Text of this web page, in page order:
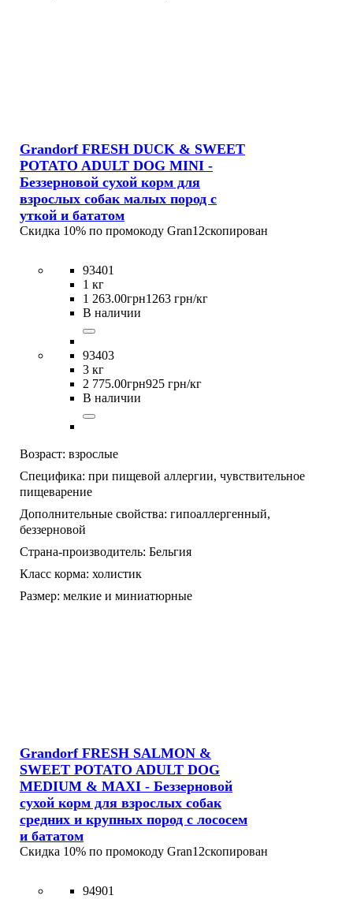
Grandorf FRESH DUCK & SWEET
POTATO ADULT DOG MINI -
Беззерновой сухой корм для
взрослых собак малых пород с
уткой и бататом
Скидка 10% по промокоду Gran12скопирован
93401
1 кг
1 263.00грн1263 грн/кг
В наличии
93403
3 кг
2 775.00грн925 грн/кг
В наличии
Возраст: взрослые
Специфика: при пищевой аллергии, чувствительное
пищеварение
Дополнительные свойства: гипоаллергенный,
беззерновой
Страна-производитель: Бельгия
Класс корма: холистик
Размер: мелкие и миниатюрные
Grandorf FRESH SALMON &
SWEET POTATO ADULT DOG
MEDIUM & MAXI - Беззерновой
сухой корм для взрослых собак
средних и крупных пород с лососем
и бататом
Скидка 10% по промокоду Gran12скопирован
94901